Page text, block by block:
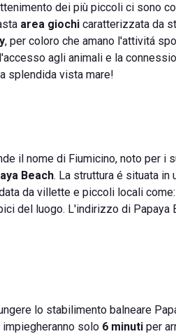
dei più piccoli ci sono
area giochi caratterizzata da
, per coloro che amano l'attivitá
agli animali e la
splendida vista mare!
il nome di Fiumicino, noto per i
Beach. La struttura é situata in
da villette e piccoli locali
del luogo. L'indirizzo di Papaya
lo stabilimento balneare
solo 6 minuti per